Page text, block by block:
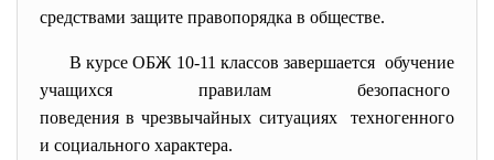
средствами защите правопорядка в обществе.
В курсе ОБЖ 10-11 классов завершается обучение
учащихся правилам безопасного
поведения в чрезвычайных ситуациях техногенного
и социального характера.